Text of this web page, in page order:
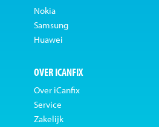
Nokia
Samsung
Huawei
OVER ICANFIX
Over iCanfix
Service
Zakelijk